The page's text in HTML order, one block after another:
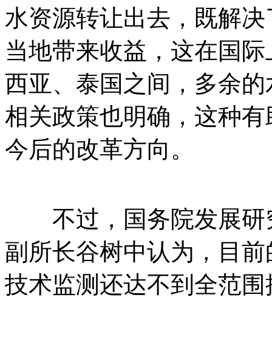
水资源转让出去，既解
当地带来收益，这在国
西亚、泰国之间，多余
相关政策也明确，这种
今后的改革方向。
不过，国务院发展研
副所长谷树中认为，目
技术监测还达不到全范